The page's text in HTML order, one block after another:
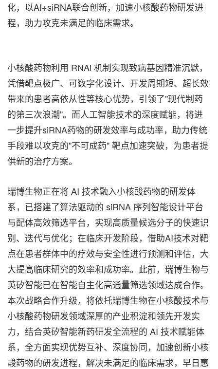
化，以AI+siRNA联合创新，加速小核酸药物研发进
程，助力攻克未满足的临床需求。
小核酸药物利用 RNAi 机制实现致病基因精准沉默，
凭借靶点极广、可数字化设计、开发周期短、超长效
带来的患者高依从性等核心优势，引领了"现代制药
的第三次浪潮"。而人工智能技术的深度赋能，将进
一步提升siRNA药物的研发效率与成功率，助力传统
手段难以攻克的"不可成药" 靶点加速突破，为患者提
供新的治疗方案。
瑞博生物正在将 AI 技术融入小核酸药物的研发体
系，已搭建了算法驱动的 siRNA 序列智能设计平台
与配体高效筛选平台，实现高质量候选分子的快速识
别、迭代与优化；在临床开发阶段，借助AI技术对靶
点在患者群体中的疗效与安全性进行预测和评估，大
大提高临床研究的效率和成功率。此前，瑞博生物与
英矽智能已在智能自主化高通量筛选领域达成合作。
本次战略合作升级，将依托瑞博生物在小核酸技术与
小核酸药物研发领域深厚的产业积淀和领先开发实
力，结合英矽智能新药研发全流程的 AI 技术赋能体
系，全方面实现优势互补、深度协同，加速创新小核
酸药物的研发进程，解决未满足的临床需求，早日惠